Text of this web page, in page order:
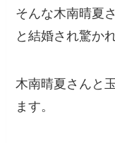
そんな木南晴夏
と結婚され驚か
木南晴夏さんと
ます。